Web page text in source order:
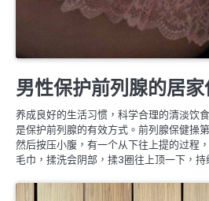
男性保护前列腺的居
养成良好的生活习惯，科学合理的清淡饮
是保护前列腺的有效方式。前列腺保健操
然后按压小腹，有一个从下往上提的过程
毛巾，揉洗会阴部，揉3圈往上顶一下，